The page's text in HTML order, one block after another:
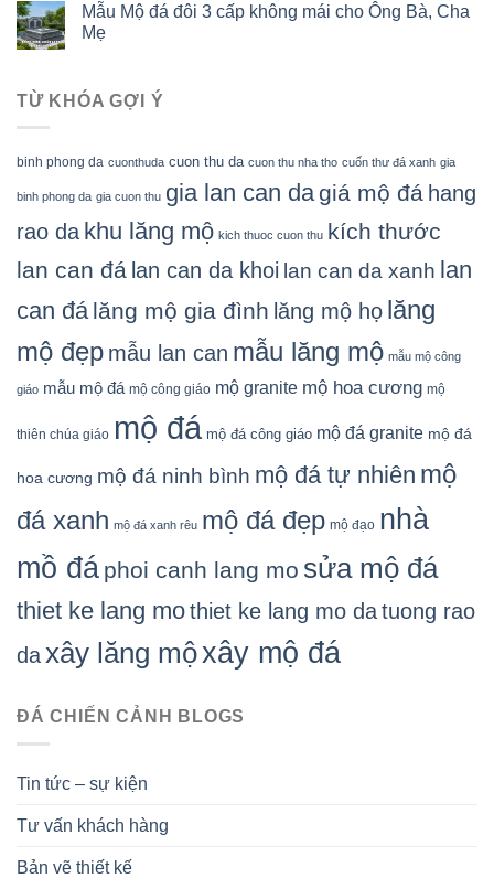
Mẫu Mộ đá đôi 3 cấp không mái cho Ông Bà, Cha
Mẹ
TỪ KHÓA GỢI Ý
binh phong da cuonthuda cuon thu da cuon thu nha tho cuốn thư đá xanh gia
binh phong da gia cuon thu gia lan can dagiá mộ đá hang
rao da khu lăng mộ kich thuoc cuon thu kích thước
lan can đá lan can da khoi lan can da xanh lan
can đá lăng mộ gia đình lăng mộ họ lăng
mộ đẹp mẫu lan can mẫu lăng mộ mẫu mộ công
giáo mẫu mộ đá mộ công giáo mộ granite mộ hoa cương mộ
thiên chúa giáo mộ đá mộ đá công giáo mộ đá granite mộ đá
hoa cương mộ đá ninh bình mộ đá tự nhiên mộ
đá xanh mộ đá xanh rêu mộ đá đẹp mộ đạo nhà
mồ đá phoi canh lang mo sửa mộ đá
thiet ke lang mothiet ke lang mo datuong rao
daxây lăng mộxây mộ đá
ĐÁ CHIẾN CẢNH BLOGS
Tin tức – sự kiện
Tư vấn khách hàng
Bản vẽ thiết kế